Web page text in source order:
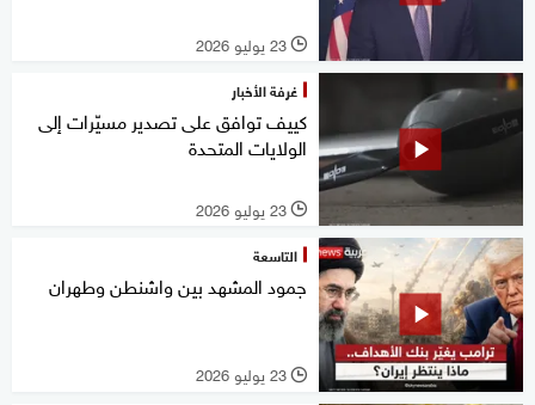
l 23 يوليو 2026
غرفة الأخبار
كييف توافق على تصدير مسيّرات إلى
الولايات المتحدة
l 23 يوليو 2026
التاسعة
جمود المشهد بين واشنطن وطهران
l 23 يوليو 2026